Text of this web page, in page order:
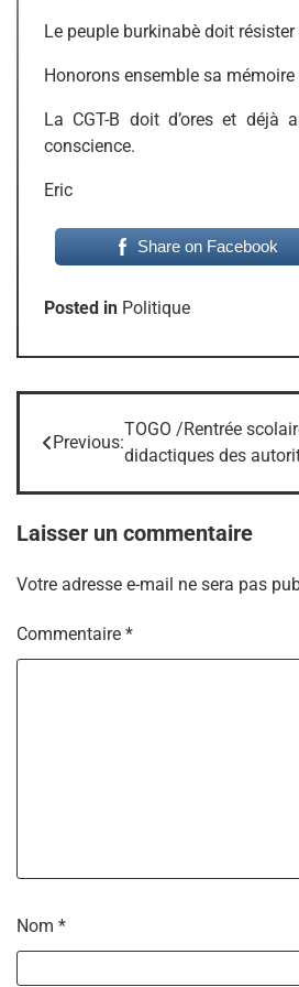
Le peuple burkinabè doit
Honorons ensemble sa
La CGT-B doit d’ores et déjà
conscience.
Eric
Share on Facebook
Posted in Politique
Navigation
Previous:
TOGO /Rentrée
didactiques des
Laisser un commentaire
Votre adresse e-mail ne sera pas
Commentaire *
Nom *